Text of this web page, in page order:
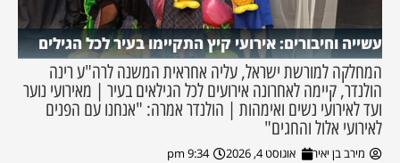
עשייה וחיבורים: אירועי קיץ התקיימו בעיר לכל הגילים
המחלקה למורשת ישראל, עליה אחראית המשנה לרה"ע רינה
הולנדר, קיימה לאחרונה אירועים לכל הגילאים בעיר | מאירועי נוער
ועד לאירועי נשים ואימהות | הולנדר אמרה: "אנחנו עם הפנים
לאירועי אלול והחגים"
מירב בן יאיר אוגוסט 4, 2026 9:34 pm